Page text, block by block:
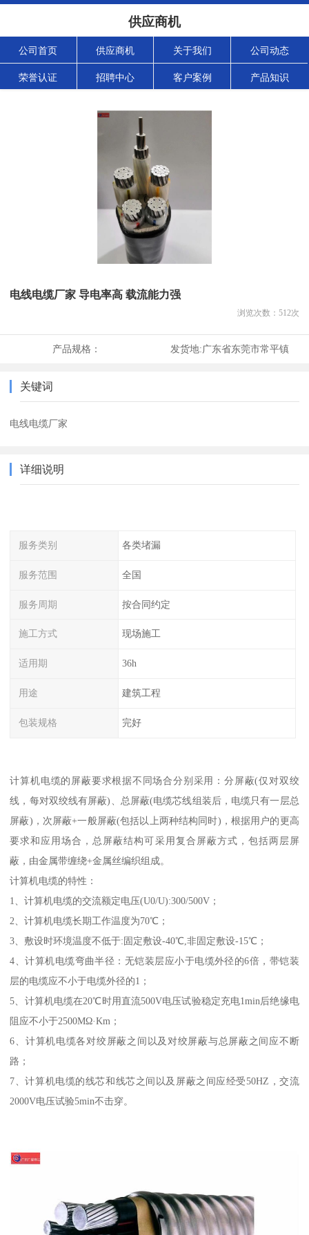
供应商机
公司首页 供应商机 关于我们 公司动态
荣誉认证 招聘中心 客户案例 产品知识
电线电缆厂家 导电率高 载流能力强
浏览次数： 512次
产品规格： 发货地:广东省东莞市常平镇
关键词
电线电缆厂家
详细说明
服务类别 各类堵漏
服务范围 全国
服务周期 按合同约定
施工方式 现场施工
适用期 36h
用途 建筑工程
包装规格 完好
计算机电缆的屏蔽要求根据不同场合分别采用：分屏蔽(仅对双绞
线，每对双绞线有屏蔽)、总屏蔽(电缆芯线组装后，电缆只有一层总
屏蔽)，次屏蔽+一般屏蔽(包括以上两种结构同时)，根据用户的更高
要求和应用场合，总屏蔽结构可采用复合屏蔽方式，包括两层屏
蔽，由金属带缠绕+金属丝编织组成。
计算机电缆的特性：
1、计算机电缆的交流额定电压(U0/U):300/500V；
2、计算机电缆长期工作温度为70℃；
3、敷设时环境温度不低于:固定敷设-40℃,非固定敷设-15℃；
4、计算机电缆弯曲半径：无铠装层应小于电缆外径的6倍，带铠装
层的电缆应不小于电缆外径的1；
5、计算机电缆在20℃时用直流500V电压试验稳定充电1min后绝缘电
阻应不小于2500MΩ·Km；
6、计算机电缆各对绞屏蔽之间以及对绞屏蔽与总屏蔽之间应不断
路；
7、计算机电缆的线芯和线芯之间以及屏蔽之间应经受50HZ，交流
2000V电压试验5min不击穿。